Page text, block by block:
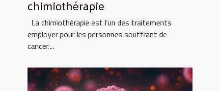
chimiothérapie
La chimiothérapie est l’un des traitements
employer pour les personnes souffrant de
cancer....